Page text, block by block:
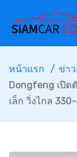
หน้าแรก ข่า
Dongfeng เปิด
เล็ก วิ่งไกล